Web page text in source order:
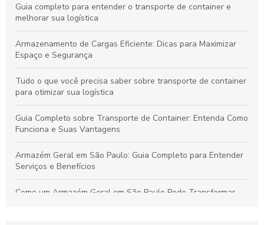
Guia completo para entender o transporte de container e
melhorar sua logística
Armazenamento de Cargas Eficiente: Dicas para Maximizar
Espaço e Segurança
Tudo o que você precisa saber sobre transporte de container
para otimizar sua logística
Guia Completo sobre Transporte de Container: Entenda Como
Funciona e Suas Vantagens
Armazém Geral em São Paulo: Guia Completo para Entender
Serviços e Benefícios
Como um Armazém Geral em São Paulo Pode Transformar